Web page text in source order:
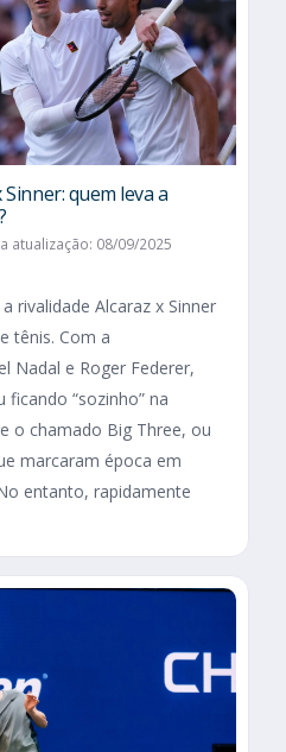
quem leva a
atualização: 08/09/2025
rivalidade Alcaraz x Sinner
tênis. Com a
Nadal e Roger Federer,
“sozinho” na
o chamado Big Three, ou
marcaram época em
entanto, rapidamente